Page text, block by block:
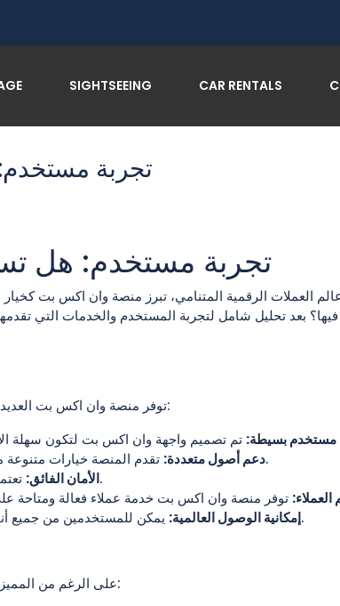
SIGHTSEEING CAR RENTALS
تجربة
تجربة مستخدم: هل
العملات الرقمية المتنامي، تبرز منصة وان اكس بت
فيها؟ بعد تحليل شامل لتجربة المستخدم والخدمات التي
توفر منصة وان اكس بت العديد من المميزات التي تجعلها وجهة مفضلة للمستثمرين. ومن أهم هذه المميزات:
مستخدم بسيطة:
دعم أصول متعددة:تقدم المنصة خيارات متنوعة من العملات الرقمية، مما يمنح المستخدمين القدرة على تنويع محفظتهم.
الأمان الفائق:تعتمد المنصة على تقنيات أمان متقدمة لحماية أموال المستخدمين وبياناتهم.
إمكانية الوصول العالمية:يمكن للمستخدمين من جميع أنحاء العالم الوصول إلى هذه المنصة، مما يسهل عملية التداول دون قيود.
على الرغم من المميزات العديدة، إلا أن هناك بعض العيوب التي يجب أن نأخذها بعين الاعتبار. ومنها: